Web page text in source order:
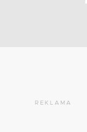
REKLAMA